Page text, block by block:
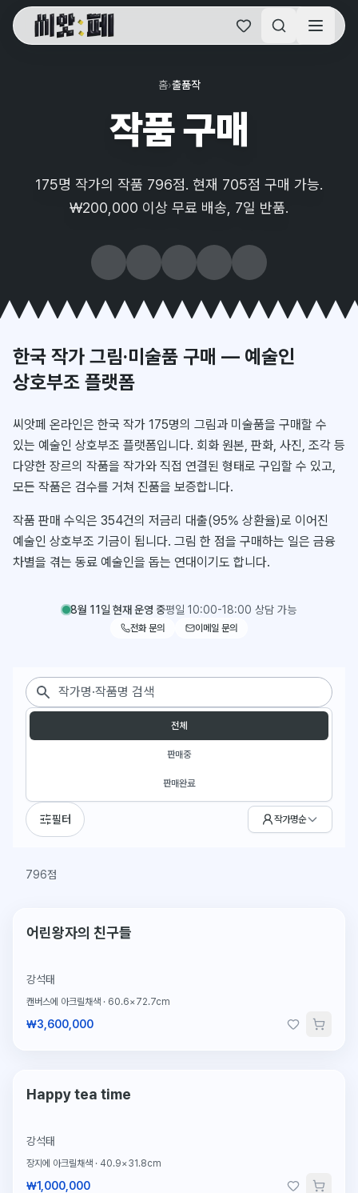
씨앗페 온라인 홈
홈›출품작
작품 구매
175명 작가의 작품 796점. 현재 705점 구매 가능.
₩200,000 이상 무료 배송, 7일 반품.
한국 작가 그림·미술품 구매 — 예술인
상호부조 플랫폼
씨앗페 온라인은 한국 작가 175명의 그림과 미술품을 구매할 수
있는 예술인 상호부조 플랫폼입니다. 회화 원본, 판화, 사진, 조각 등
다양한 장르의 작품을 작가와 직접 연결된 형태로 구입할 수 있고,
모든 작품은 검수를 거쳐 진품을 보증합니다.
작품 판매 수익은 354건의 저금리 대출(95% 상환율)로 이어진
예술인 상호부조 기금이 됩니다. 그림 한 점을 구매하는 일은 금융
차별을 겪는 동료 예술인을 돕는 연대이기도 합니다.
8월 11일 현재 운영 중평일 10:00-18:00 상담 가능
전화 문의 이메일 문의
작품 검색
판매 상태 필터 전체
판매중
판매완료
필터 작가명순
796점
단 1점뿐인 원작
어린왕자의 친구들
강석태
캔버스에 아크릴채색 · 60.6×72.7cm
₩3,600,000
Happy tea time
강석태
장지에 아크릴채색 · 40.9×31.8cm
₩1,000,000